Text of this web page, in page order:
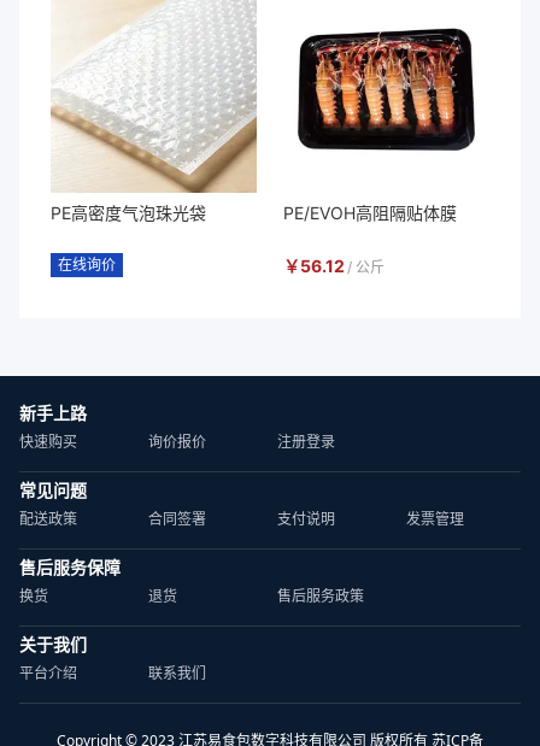
PE高密度气泡珠光袋
在线询价
PE/EVOH高阻隔贴体膜
￥56.12 / 公斤
新手上路
快速购买 询价报价 注册登录
常见问题
配送政策 合同签署 支付说明 发票管理
售后服务保障
换货 退货 售后服务政策
关于我们
平台介绍 联系我们
Copyright © 2023 江苏易食包数字科技有限公司 版权所有 苏ICP备